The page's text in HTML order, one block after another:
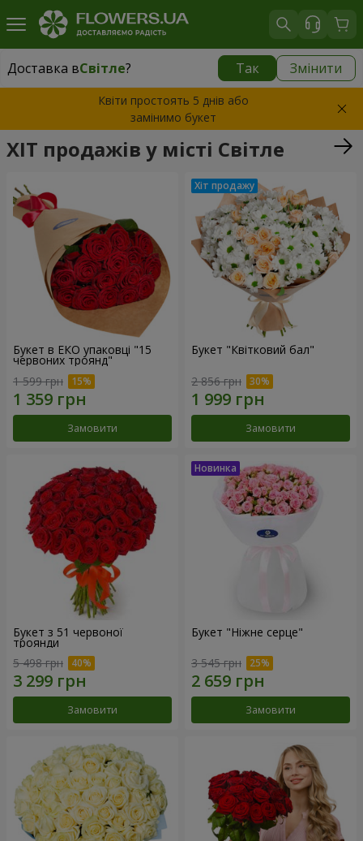
Доставка вСвітле? Так Змінити
Доставка вСвітле|
Квіти простоять 5 днів або
замінимо букет
ХІТ продажів у місті Світле
Букет в ЕКО упаковці "15
червоних троянд"
1 599 грн
Замовити
Букет "Квітковий бал"
2 856 грн
Замовити
Букет з 51 червоної
троянди
5 498 грн
Замовити
Букет "Ніжне серце"
3 545 грн
Замовити